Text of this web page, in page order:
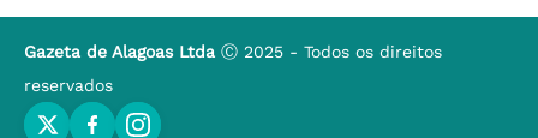
Gazeta de Alagoas Ltda Ⓒ 2025 - Todos os direitos
reservados